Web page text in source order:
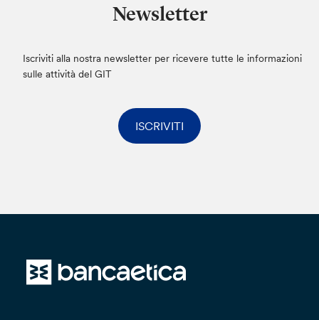
Newsletter
Iscriviti alla nostra newsletter per ricevere tutte le informazioni
sulle attività del GIT
ISCRIVITI